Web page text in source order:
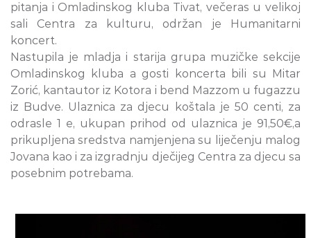
pitanja i Omladinskog kluba Tivat, večeras u velikoj
sali Centra za kulturu, održan je Humanitarni
koncert.
Nastupila je mladja i starija grupa muzičke sekcije
Omladinskog kluba a gosti koncerta bili su Mitar
Zorić, kantautor iz Kotora i bend Mazzom u fugazzu
iz Budve. Ulaznica za djecu koštala je 50 centi, za
odrasle 1 e, ukupan prihod od ulaznica je 91,50€,a
prikupljena sredstva namjenjena su liječenju malog
Jovana kao i za izgradnju dječijeg Centra za djecu sa
posebnim potrebama.